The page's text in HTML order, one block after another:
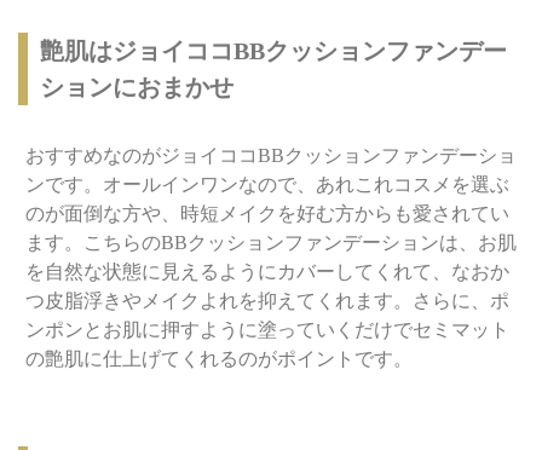
艶肌はジョイココBBクッションファンデー
ションにおまかせ
おすすめなのがジョイココBBクッションファンデーショ
ンです。オールインワンなので、あれこれコスメを選ぶ
のが面倒な方や、時短メイクを好む方からも愛されてい
ます。こちらのBBクッションファンデーションは、お肌
を自然な状態に見えるようにカバーしてくれて、なおか
つ皮脂浮きやメイクよれを抑えてくれます。さらに、ポ
ンポンとお肌に押すように塗っていくだけでセミマット
の艶肌に仕上げてくれるのがポイントです。